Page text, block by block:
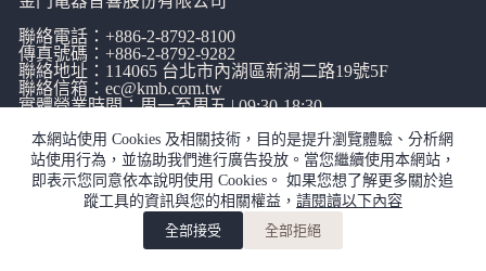
本網站使用 Cookies 及相關技術，目的是提升瀏覽體驗、分析網
站使用行為，並協助我們進行廣告投放。當您繼續使用本網站，
即表示您同意依本說明使用 Cookies。 如果您想了解更多關於追
蹤工具的資訊與您的相關權益， 請閱讀以下內容
全部接受
全部拒絕
聯絡電話： +886-2-8792-8100
傳真號碼：+886-2-8792-9282
聯絡地址：114065 台北市內湖區新湖二路19號5F
聯絡信箱： ec@kmb.com.tw
實體營業時間：周一至周五 | 09:30-18:30
網站使用條款 隱私權政策
copyright©金門電器音響有限公司